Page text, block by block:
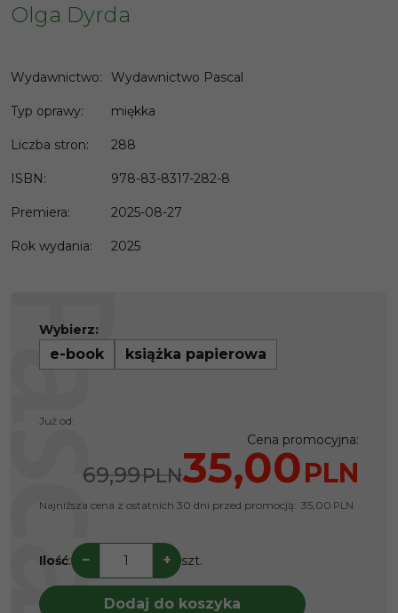
Olga Dyrda
Wydawnictwo: Wydawnictwo Pascal
Typ oprawy: miękka
Liczba stron: 288
ISBN: 978-83-8317-282-8
Premiera: 2025-08-27
Rok wydania: 2025
Wybierz:
e-book książka papierowa
Już od:
Cena promocyjna:
69,99PLN35,00PLN
Najniższa cena z ostatnich 30 dni przed promocją: 35,00 PLN
Ilość: − + szt.
Dodaj do koszyka